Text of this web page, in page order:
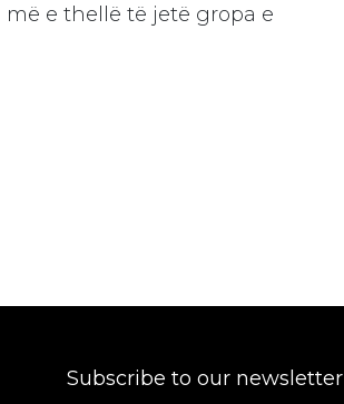
e thellë të jetë gropa e
Subscribe to our newsletter